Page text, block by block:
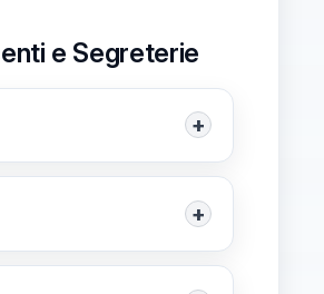
e Segreterie
+
Collegati,
la rivista sfogliabile.+
illustrate le istruzioni